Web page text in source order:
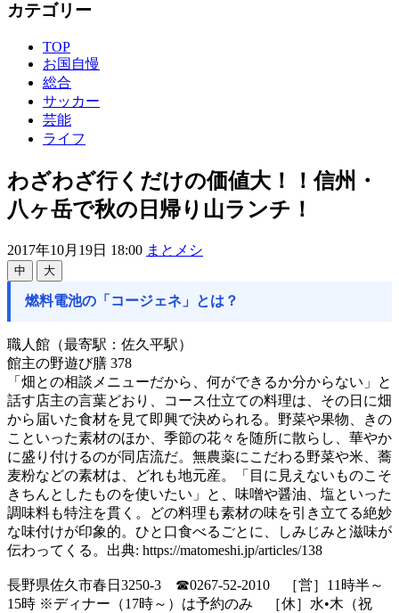
カテゴリー
TOP
お国自慢
総合
サッカー
芸能
ライフ
わざわざ行くだけの価値大！！信州・
八ヶ岳で秋の日帰り山ランチ！
2017年10月19日 18:00 まとメシ
中 大
燃料電池の「コージェネ」とは？
職人館（最寄駅：佐久平駅）
館主の野遊び膳 378
「畑との相談メニューだから、何ができるか分からない」と
話す店主の言葉どおり、コース仕立ての料理は、その日に畑
から届いた食材を見て即興で決められる。野菜や果物、きの
こといった素材のほか、季節の花々を随所に散らし、華やか
に盛り付けるのが同店流だ。無農薬にこだわる野菜や米、蕎
麦粉などの素材は、どれも地元産。「目に見えないものこそ
きちんとしたものを使いたい」と、味噌や醤油、塩といった
調味料も特注を貫く。どの料理も素材の味を引き立てる絶妙
な味付けが印象的。ひと口食べるごとに、しみじみと滋味が
伝わってくる。出典: https://matomeshi.jp/articles/138
長野県佐久市春日3250-3 ☎0267-52-2010 ［営］11時半～
15時 ※ディナー（17時～）は予約のみ ［休］水•木（祝